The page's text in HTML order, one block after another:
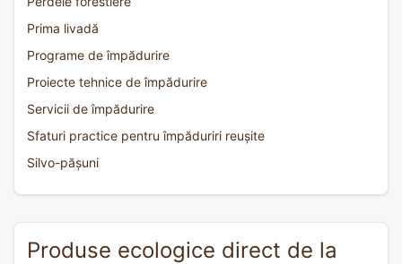
Prima livadă
Programe de împădurire
Proiecte tehnice de împădurire
Servicii de împădurire
Sfaturi practice pentru împăduriri reușite
Silvo-pășuni
Produse ecologice direct de la